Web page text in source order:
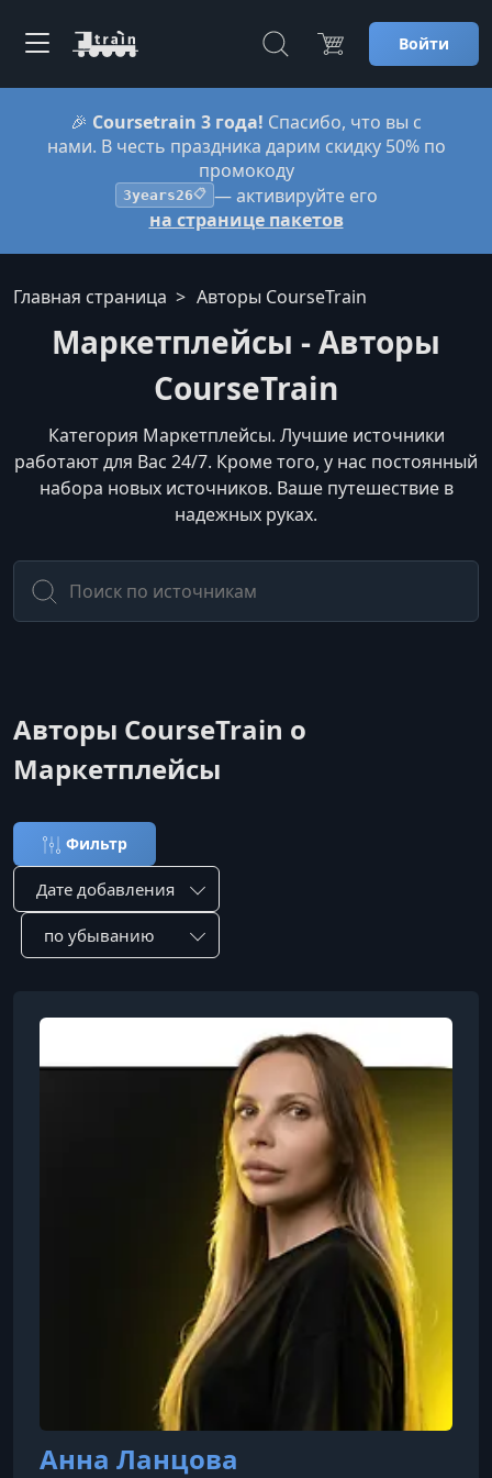
Войти
🎉 Coursetrain 3 года! Спасибо, что вы с
нами. В честь праздника дарим скидку 50% по
промокоду
3years26📋 — активируйте его
на странице пакетов
Главная страница Авторы CourseTrain
Маркетплейсы - Авторы
CourseTrain
Категория Маркетплейсы. Лучшие источники
работают для Вас 24/7. Кроме того, у нас постоянный
набора новых источников. Ваше путешествие в
надежных руках.
Авторы CourseTrain о
Маркетплейсы
Фильтр
Сортировка по:
Сотировать по:
Анна Ланцова